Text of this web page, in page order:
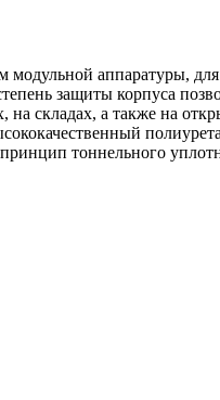
аппаратуры, для
защиты корпуса
складах, а также на
тоннельного